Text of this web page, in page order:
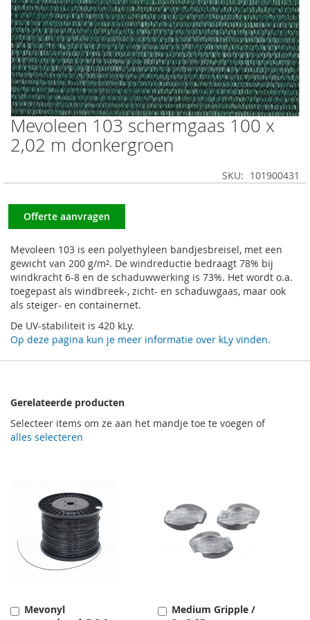
Ga
naar
het
afbeeldingen-
gallerij
Mevoleen 103 schermgaas 100 x
2,02 m donkergroen
SKU 101900431
Offerte aanvragen
Mevoleen 103 is een polyethyleen bandjesbreisel, met een
gewicht van 200 g/m². De windreductie bedraagt 78% bij
windkracht 6-8 en de schaduwwerking is 73%. Het wordt o.a.
toegepast als windbreek-, zicht- en schaduwgaas, maar ook
als steiger- en containernet.
De UV-stabiliteit is 420 kLy.
Op deze pagina kun je meer informatie over kLy vinden.
Gerelateerde producten
Selecteer items om ze aan het mandje toe te voegen of
alles selecteren
Mevonyl
Toevoegen
Medium Gripple /
Toevoegen